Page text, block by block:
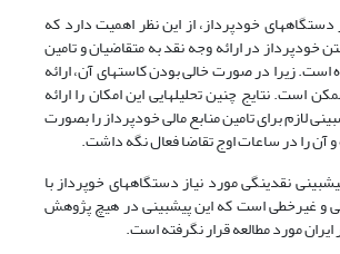
دستگاه­های خودپرداز، از این نظر اهمیت دارد که
خودپرداز در ارائه وجه نقد به متقاضیان و تامین
زیرا در صورت خالی بودن کاست­های آن، ارائه
است. نتایج چنین تحلیل­هایی این امکان را ارائه
لازم برای تامین منابع مالی خودپرداز را بصورت
آن را در ساعات اوج تقاضا فعال نگه داشت.
نقدینگی مورد نیاز دستگاه­های خوپرداز با
و غیرخطی است که این پیش­بینی در هیچ پژوهش
ایران مورد مطالعه قرار نگرفته است.